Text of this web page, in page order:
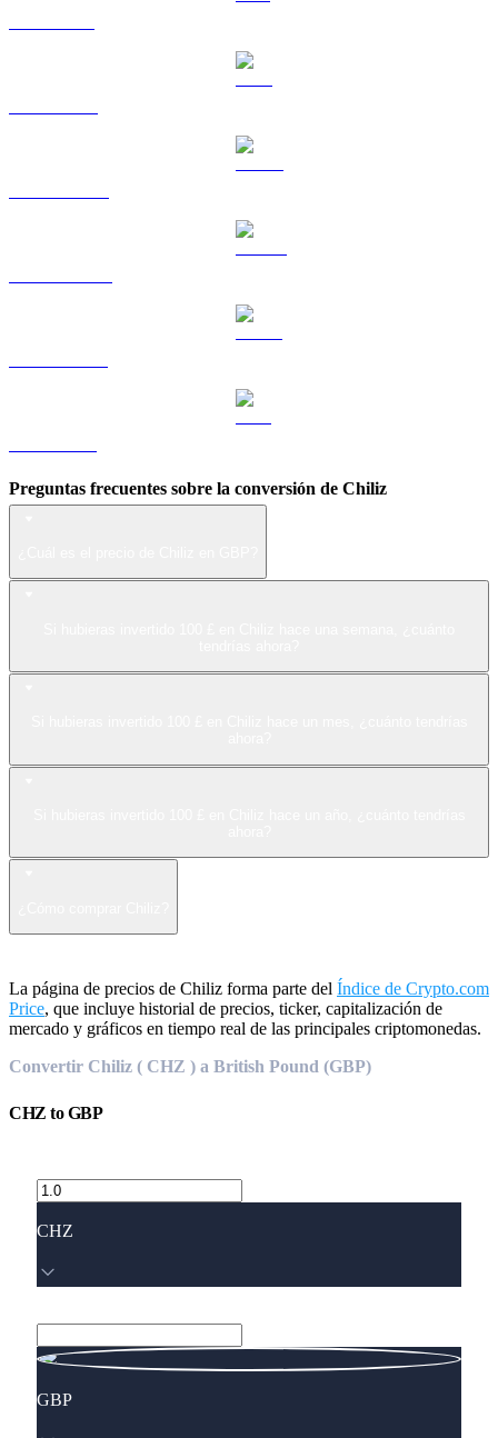
Preguntas frecuentes sobre la conversión de Chiliz
La página de precios de Chiliz forma parte del Índice de Crypto.com
Price, que incluye historial de precios, ticker, capitalización de
mercado y gráficos en tiempo real de las principales criptomonedas.
Convertir Chiliz ( CHZ ) a British Pound (GBP)
CHZ toGBP
CHZ
GBP